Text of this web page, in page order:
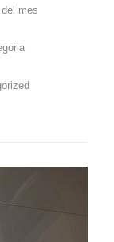
mes